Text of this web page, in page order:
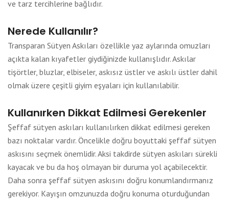
ve tarz tercihlerine bağlıdır.
Nerede Kullanılır?
Transparan Sütyen Askıları özellikle yaz aylarında omuzları
açıkta kalan kıyafetler giydiğinizde kullanışlıdır. Askılar
tişörtler, bluzlar, elbiseler, askısız üstler ve askılı üstler dahil
olmak üzere çeşitli giyim eşyaları için kullanılabilir.
Kullanırken Dikkat Edilmesi Gerekenler
Şeffaf sütyen askıları kullanılırken dikkat edilmesi gereken
bazı noktalar vardır. Öncelikle doğru boyuttaki şeffaf sütyen
askısını seçmek önemlidir. Aksi takdirde sütyen askıları sürekli
kayacak ve bu da hoş olmayan bir duruma yol açabilecektir.
Daha sonra şeffaf sütyen askısını doğru konumlandırmanız
gerekiyor. Kayışın omzunuzda doğru konuma oturduğundan